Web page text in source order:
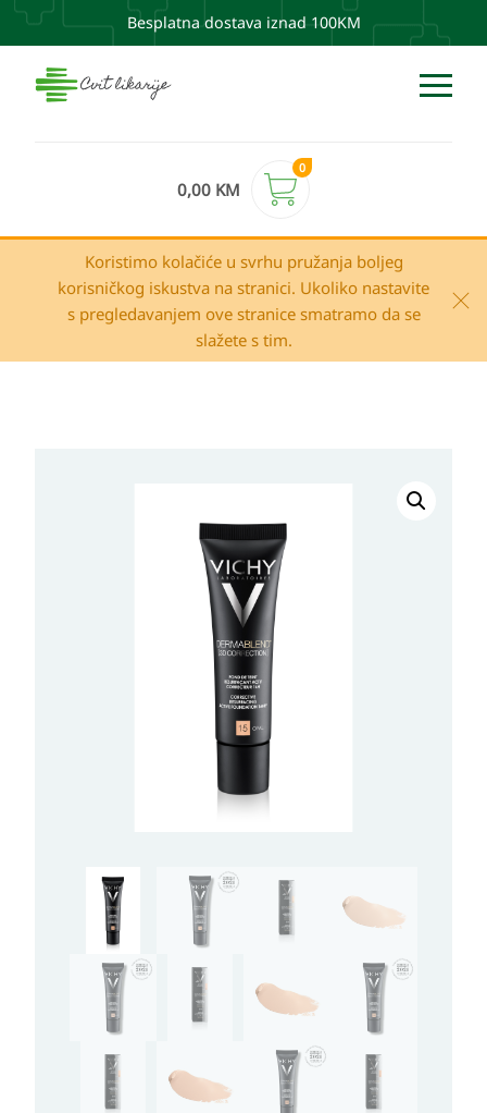
Besplatna dostava iznad 100KM
0,00 KM
0
Koristimo kolačiće u svrhu pružanja boljeg
korisničkog iskustva na stranici. Ukoliko nastavite
s pregledavanjem ove stranice smatramo da se
slažete s tim.